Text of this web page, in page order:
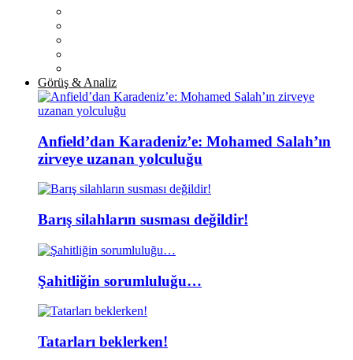
Görüş & Analiz
Anfield’dan Karadeniz’e: Mohamed Salah’ın
zirveye uzanan yolculuğu
Barış silahların susması değildir!
Şahitliğin sorumluluğu…
Tatarları beklerken!